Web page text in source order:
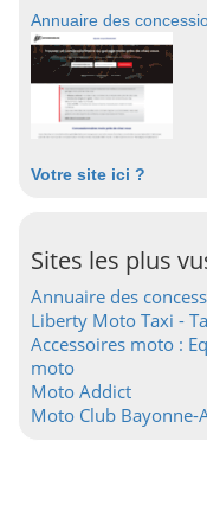
Annuaire des
Votre site ici ?
Sites les plus
Annuaire des
Liberty Moto Taxi -
Accessoires moto :
moto
Moto Addict
Moto Club Bayonne-